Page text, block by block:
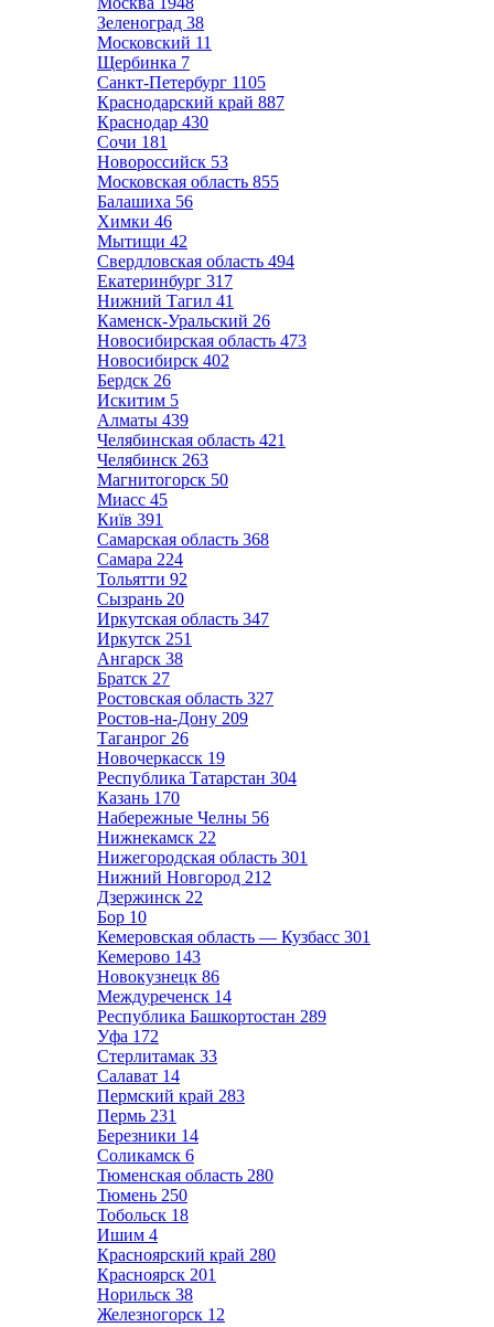
Зеленоград 38
Московский 11
Щербинка 7
Санкт-Петербург 1105
Краснодарский край 887
Краснодар 430
Сочи 181
Новороссийск 53
Московская область 855
Балашиха 56
Химки 46
Мытищи 42
Свердловская область 494
Екатеринбург 317
Нижний Тагил 41
Каменск-Уральский 26
Новосибирская область 473
Новосибирск 402
Бердск 26
Искитим 5
Алматы 439
Челябинская область 421
Челябинск 263
Магнитогорск 50
Миасс 45
Київ 391
Самарская область 368
Самара 224
Тольятти 92
Сызрань 20
Иркутская область 347
Иркутск 251
Ангарск 38
Братск 27
Ростовская область 327
Ростов-на-Дону 209
Таганрог 26
Новочеркасск 19
Республика Татарстан 304
Казань 170
Набережные Челны 56
Нижнекамск 22
Нижегородская область 301
Нижний Новгород 212
Дзержинск 22
Бор 10
Кемеровская область — Кузбасс 301
Кемерово 143
Новокузнецк 86
Междуреченск 14
Республика Башкортостан 289
Уфа 172
Стерлитамак 33
Салават 14
Пермский край 283
Пермь 231
Березники 14
Соликамск 6
Тюменская область 280
Тюмень 250
Тобольск 18
Ишим 4
Красноярский край 280
Красноярск 201
Норильск 38
Железногорск 12